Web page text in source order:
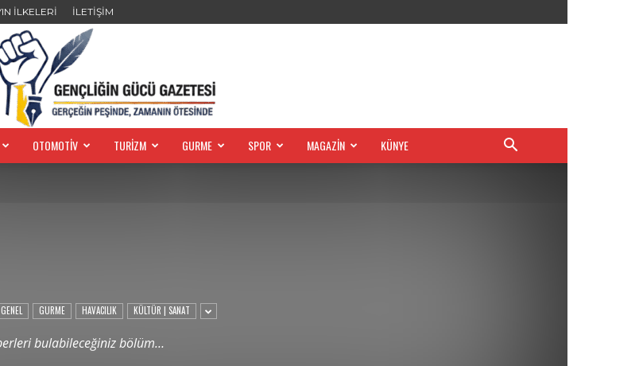
İLKELERİ İLETİŞİM
OTOMOTİV TURİZM GURME SPOR MAGAZİN KÜNYE
GENEL GURME HAVACILIK KÜLTÜR | SANAT
bulabileceğiniz bölüm…